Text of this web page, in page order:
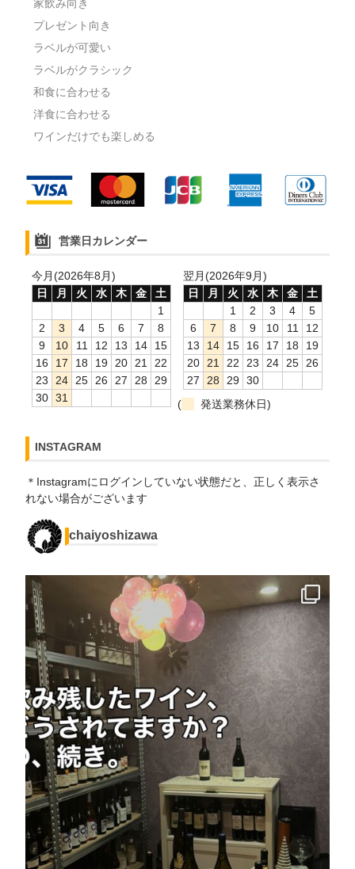
家飲み向き
プレゼント向き
ラベルが可愛い
ラベルがクラシック
和食に合わせる
洋食に合わせる
ワインだけでも楽しめる
営業日カレンダー
今月(2026年8月)
日
月 火 水 木 金
土
1
2
3 4 5 6 7
8
9
10 11 12 13 14
15
16
17 18 19 20 21 22
23
24 25 26 27 28
29
30 31
翌月(2026年9月)
日
月 火 水 木 金
土
1
2 3 4
5
6
7 8 9 10 11
12
13
14 15 16 17 18
19
20 21 22 23 24 25 26
27
28 29
30
(
発送業務休日)
INSTAGRAM
＊Instagramにログインしていない状態だと、正しく表示さ
れない場合がございます
chaiyoshizawa